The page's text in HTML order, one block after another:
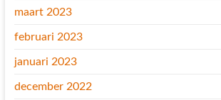
maart 2023
februari 2023
januari 2023
december 2022